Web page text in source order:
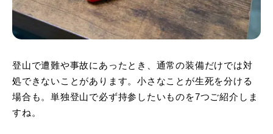
登山で遭難や事故にあったとき、通常の装備だけでは対
処できないことがあります。小さなことが生死を分ける
場合も。単独登山で必ず持参したいものを7つご紹介しま
すね。